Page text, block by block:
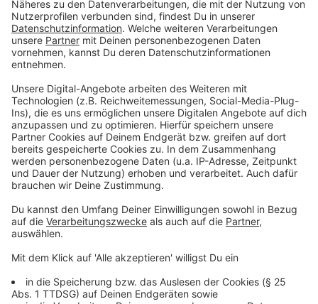
Betonfertigteile werden so oft es geht schon
vorgefertigt angeliefert. Das spart auf der Baustelle
wertvolle Zeit und Personal. Ein anderer Trick:
Funktionale Ausschreibungen. Dabei gibt das Land als
Details eines Brückenbaus an, sondern beschreibt in
wenigen Punkten, was die Brücke am Ende können
muss. So gut die Sanierungsoffensive läuft - so groß
ist der Haken: Sie umfasst nur Brücken für die das
Land zuständig ist. Autobahnbrücken sind davon
ausgeschlossen. Dafür ist der Bund über die “Autobahn
Anzeige
Autobahn GmbH muss "Triage" vornehmen
Anzeige